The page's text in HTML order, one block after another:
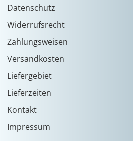
Datenschutz
Widerrufsrecht
Zahlungsweisen
Versandkosten
Liefergebiet
Lieferzeiten
Kontakt
Impressum